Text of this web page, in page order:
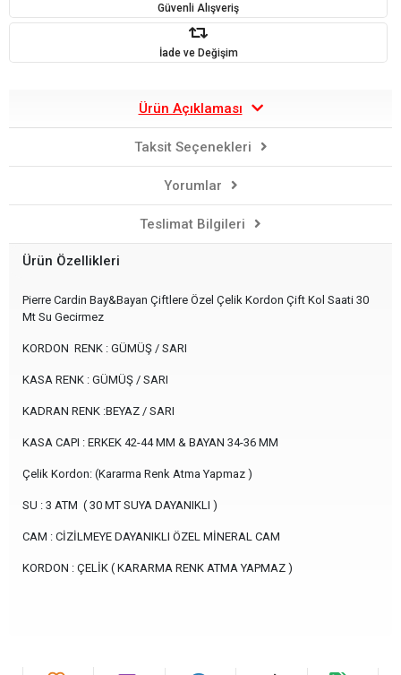
Güvenli Alışveriş
İade ve Değişim
Ürün Açıklaması
Taksit Seçenekleri
Yorumlar
Teslimat Bilgileri
Ürün Özellikleri
Pierre Cardin Bay&Bayan Çiftlere Özel Çelik Kordon Çift Kol Saati 30
Mt Su Gecirmez
KORDON RENK : GÜMÜŞ / SARI
KASA RENK : GÜMÜŞ / SARI
KADRAN RENK :BEYAZ / SARI
KASA CAPI : ERKEK 42-44 MM & BAYAN 34-36 MM
Çelik Kordon: (Kararma Renk Atma Yapmaz )
SU : 3 ATM ( 30 MT SUYA DAYANIKLI )
CAM : CİZİLMEYE DAYANIKLI ÖZEL MİNERAL CAM
KORDON : ÇELİK ( KARARMA RENK ATMA YAPMAZ )